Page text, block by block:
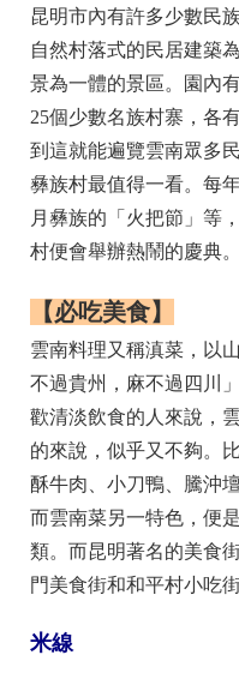
門票：免費
開放時間：全天
雲南民族村
昆明市內有許多少數民
自然村落式的民居建築
景為一體的景區。園內
25個少數名族村寨，各
彝族村最值得一看。每
月彝族的「火把節」等
村便會舉辦熱鬧的慶典。
【必吃美食】
雲南料理又稱滇菜，以
不過貴州，麻不過四川
歡清淡飲食的人來說，
的來說，似乎又不夠。
而雲南菜另一特色，便